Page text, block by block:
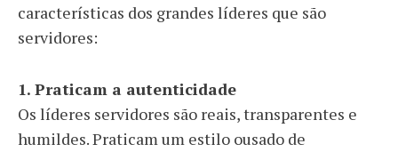
características dos grandes líderes que são
servidores:
1. Praticam a autenticidade
Os líderes servidores são reais, transparentes e
humildes. Praticam um estilo ousado de